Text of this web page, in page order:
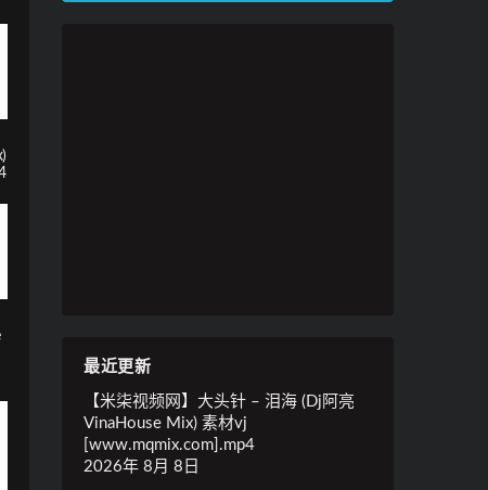
最近更新
【米柒视频网】大头针 – 泪海 (Dj阿亮
VinaHouse Mix) 素材vj
[www.mqmix.com].mp4
2026年 8月 8日